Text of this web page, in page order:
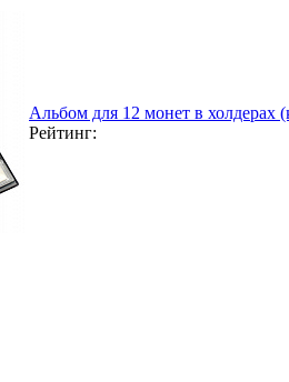
Альбом для 12 монет в
Рейтинг: